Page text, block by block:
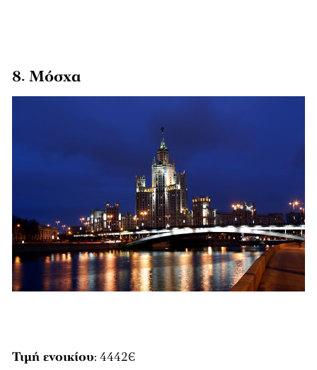
8. Μόσχα
Τιμή ενοικίου: 4442€